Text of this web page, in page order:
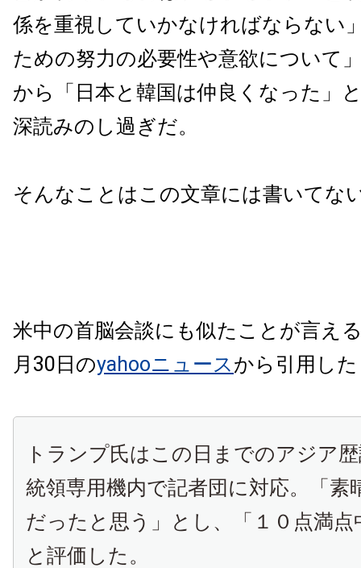
係を重視していかなければならない
ための努力の必要性や意欲について
から「日本と韓国は仲良くなった」
深読みのし過ぎだ。
そんなことはこの文章には書いてな
米中の首脳会談にも似たことが言え
月 30 日のyahooニュースから引用し
トランプ氏はこの日までのアジア
統領専用機内で記者団に対応。「素
だったと思う」とし、「１０点満点
と評価した。